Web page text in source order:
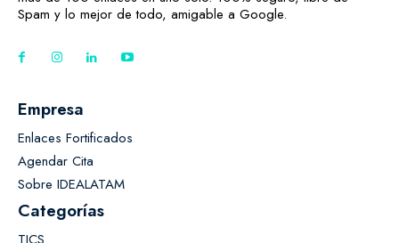
Spam y lo mejor de todo, amigable a Google.
Empresa
Enlaces Fortificados
Agendar Cita
Sobre IDEALATAM
Categorías